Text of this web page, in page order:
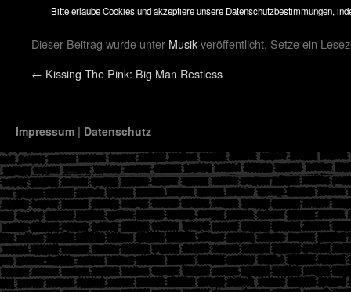
Bitte erlaube Cookies und akzeptiere unsere Datenschutzbestimmungen,
Dieser Beitrag wurde unter Musikveröffentlicht. Setze ein
← Kissing The Pink: Big Man Restless
Impressum | Datenschutz